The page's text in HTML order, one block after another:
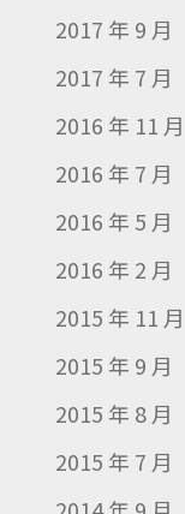
2017 年 9 月
2017 年 7 月
2016 年 11 月
2016 年 7 月
2016 年 5 月
2016 年 2 月
2015 年 11 月
2015 年 9 月
2015 年 8 月
2015 年 7 月